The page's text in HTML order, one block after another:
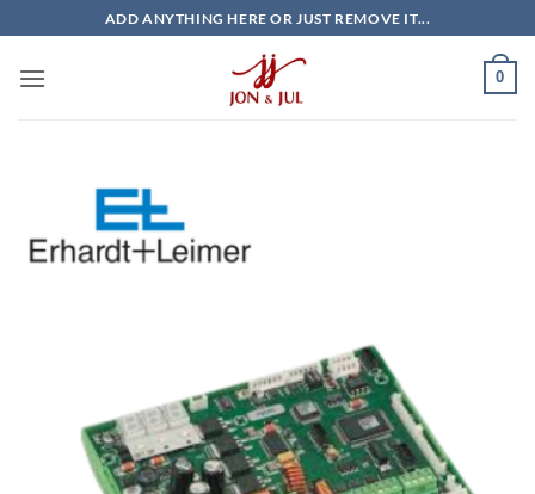
qua
nội
ADD ANYTHING HERE OR JUST REMOVE IT...
0